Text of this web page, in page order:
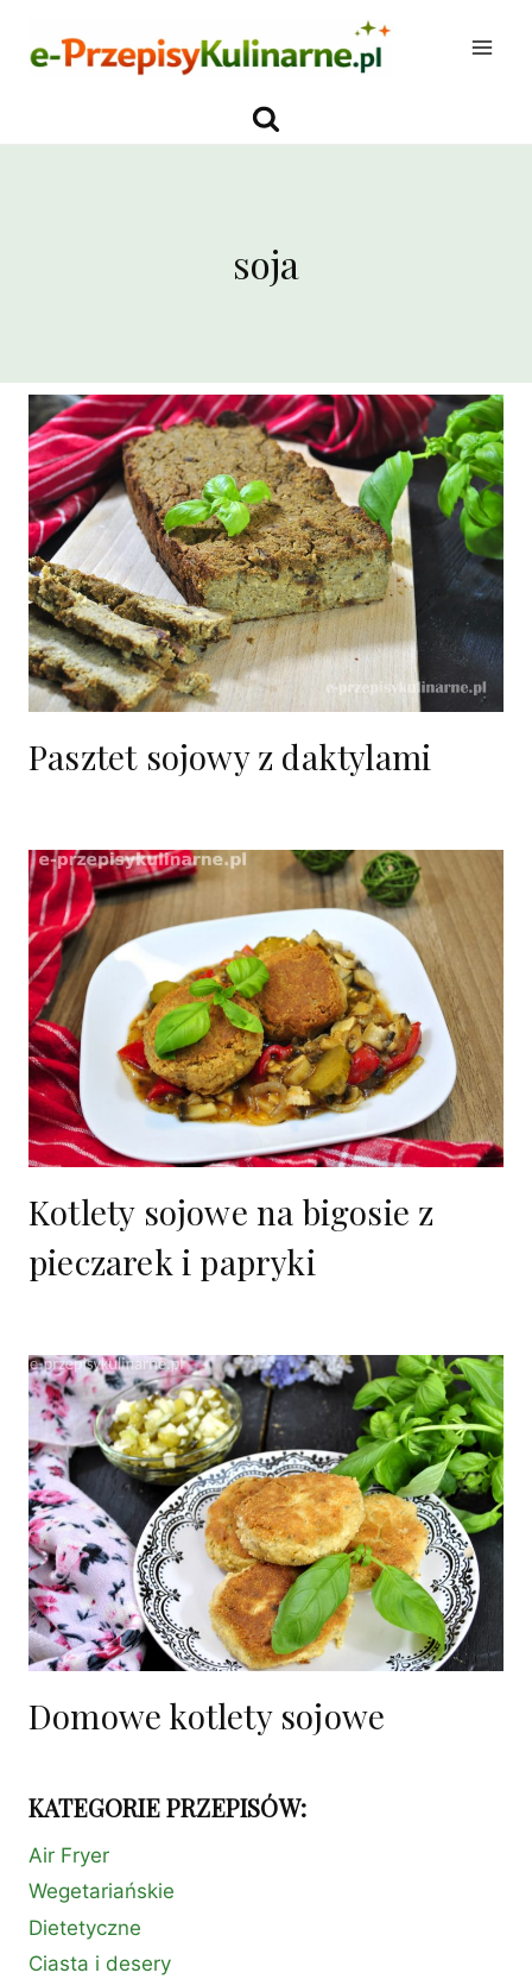
soja
Pasztet sojowy z daktylami
Kotlety sojowe na bigosie z
pieczarek i papryki
Domowe kotlety sojowe
KATEGORIE PRZEPISÓW:
Air Fryer
Wegetariańskie
Dietetyczne
Ciasta i desery